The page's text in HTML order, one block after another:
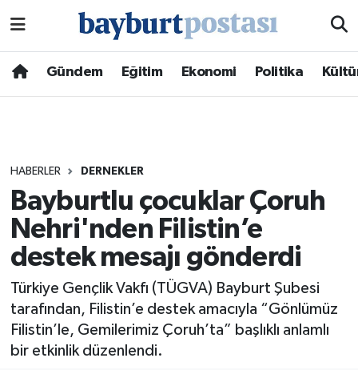
Gündem Eğitim Ekonomi Politika
HABERLER DERNEKLER
Bayburtlu çocuklar Çoruh
Nehri'nden Filistin’e
destek mesajı gönderdi
Türkiye Gençlik Vakfı (TÜGVA) Bayburt Şubesi
tarafından, Filistin’e destek amacıyla “Gönlümüz
Filistin’le, Gemilerimiz Çoruh’ta” başlıklı anlamlı
bir etkinlik düzenlendi.
Hava Durumu
Süper Lig Puan Durumu ve Fikstür
Tüm Manşetler
Son Dakika Haberleri
Haber Arşivi